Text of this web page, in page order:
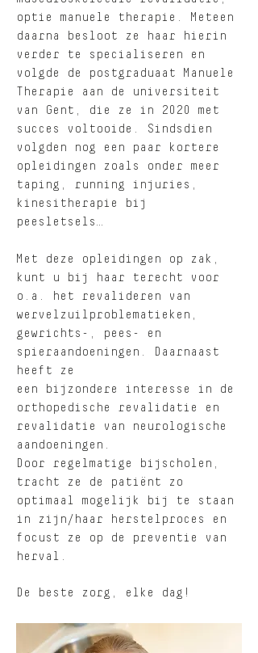
optie manuele therapie. Meteen
daarna besloot ze haar hierin
verder te specialiseren en
volgde de postgraduaat Manuele
Therapie aan de universiteit
van Gent, die ze in 2020 met
succes voltooide. Sindsdien
volgden nog een paar kortere
opleidingen zoals onder meer
taping, running injuries,
kinesitherapie bij
peesletsels…
Met deze opleidingen op zak,
kunt u bij haar terecht voor
o.a. het revalideren van
wervelzuilproblematieken,
gewrichts-, pees- en
spieraandoeningen. Daarnaast
heeft ze
een bijzondere interesse in de
orthopedische revalidatie en
revalidatie van neurologische
aandoeningen.
Door regelmatige bijscholen,
tracht ze de patiënt zo
optimaal mogelijk bij te staan
in zijn/haar herstelproces en
focust ze op de preventie van
herval.
De beste zorg, elke dag!